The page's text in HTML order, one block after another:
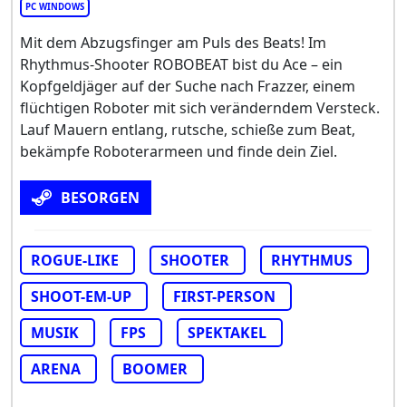
PC WINDOWS
Mit dem Abzugsfinger am Puls des Beats! Im
Rhythmus-Shooter ROBOBEAT bist du Ace – ein
Kopfgeldjäger auf der Suche nach Frazzer, einem
flüchtigen Roboter mit sich veränderndem Versteck.
Lauf Mauern entlang, rutsche, schieße zum Beat,
bekämpfe Roboterarmeen und finde dein Ziel.
BESORGEN
ROGUE-LIKE SHOOTER
RHYTHMUS
SHOOT-EM-UP
FIRST-PERSON
MUSIK
FPS
SPEKTAKEL
ARENA
BOOMER